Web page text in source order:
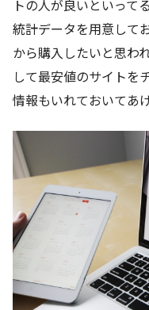
トの人が良いといっ
統計データを用意して
から購入したいと思わ
して最安値のサイトを
情報もいれておいてあ